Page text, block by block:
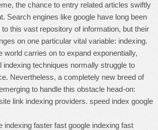
the chance to entry related articles swiftly
Search engines like google have long been
this vast repository of information, but their
on one particular vital variable: indexing.
world carries on to expand exponentially,
indexing techniques normally struggle to
Nevertheless, a completely new breed of
to handle this obstacle head-on:
link indexing providers. speed index google
indexing faster fast google indexing fast